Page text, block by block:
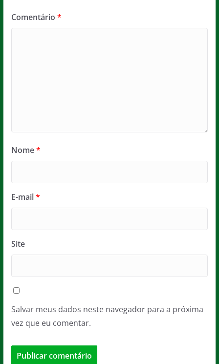
Comentário *
Nome*
E-mail*
Site
Salvar meus dados neste navegador para a próxima
vez que eu comentar.